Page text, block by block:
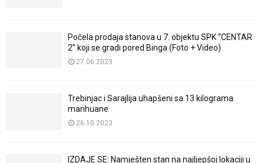
Počela prodaja stanova u 7. objektu SPK “CENTAR
2” koji se gradi pored Binga (Foto + Video)
27.06.2023
Trebinjac i Sarajlija uhapšeni sa 13 kilograma
marihuane
26.10.2023
IZDAJE SE: Namješten stan na najljepšoj lokaciji u